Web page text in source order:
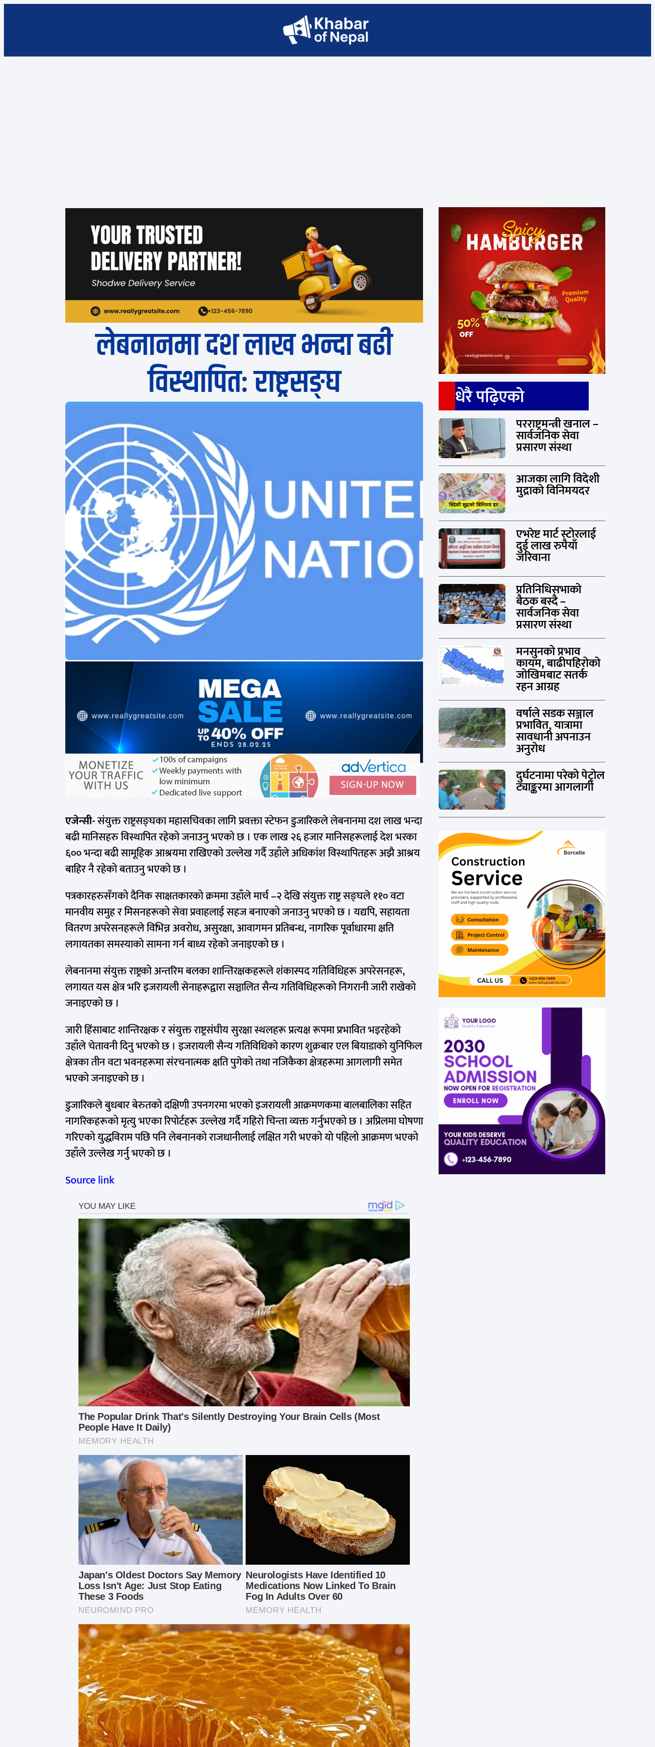
लेबनानमा दश लाख भन्दा बढी
विस्थापित: राष्ट्रसङ्घ
एजेन्सी-संयुक्तराष्ट्रसङ्घकामहासचिवकालागिप्रवक्तास्टेफनडुजारिकलेलेबनानमादशलाखभन्दा
बढीमानिसहरुविस्थापितरहेकोजनाउनु भएको छ । एक लाख २६ हजार मानिसहरूलाई देश भरका
६०० भन्दा बढी सामूहिक आश्रयमा राखिएको उल्लेख गर्दैउहाँलेअधिकांश विस्थापितहरू अझै आश्रय
बाहिर नै रहेको बताउनु भएको छ ।
पत्रकारहरुसँगकोदैनिकसाक्षतकारकोक्रममाउहाँलेमार्च–२ देखि संयुक्त राष्ट्र सङ्घले ११० वटा
मानवीयसमुहर मिसनहरूको सेवा प्रवाहलाई सहज बनाएको जनाउनु भएको छ । यद्यपि, सहायता
वितरणअपरेसनहरूलेविभिन्न अवरोध, असुरक्षा, आवागमन प्रतिबन्ध, नागरिक पूर्वाधारमा क्षति
लगायतका समस्याको सामना गर्न बाध्य रहेको जनाइएको छ ।
लेबनानमा संयुक्त राष्ट्रको अन्तरिम बलकाशान्तिरक्षकहरूलेशंकास्पदगतिविधिहरूअपरेसनहरू,
लगायत यस क्षेत्र भरि इजरायली सेनाहरूद्वारा सञ्चालित सैन्य गतिविधिहरूको निगरानी जारी राखेको
जनाइएको छ ।
जारी हिंसाबाटशान्तिरक्षकर संयुक्तराष्ट्रसंघीयसुरक्षा स्थलहरू प्रत्यक्ष रूपमा प्रभावित भइरहेको
उहाँलेचेतावनी दिनु भएको छ । इजरायली सैन्य गतिविधिको कारण शुक्रबार एलबियाडाकोयुनिफिल
क्षेत्रका तीन वटा भवनहरूमासंरचनात्मकक्षति पुगेको तथानजिकैकाक्षेत्रहरूमा आगलागी समेत
भएको जनाइएको छ ।
डुजारिकलेबुधबारबेरुतकोदक्षिणी उपनगरमा भएको इजरायलीआक्रमणकमाबालबालिका सहित
नागरिकहरूको मृत्यु भएका रिपोर्टहरू उल्लेख गर्दै गहिरो चिन्ता व्यक्त गर्नुभएको छ । अप्रिलमा घोषणा
गरिएको युद्धविराम पछि पनि लेबनानको राजधानीलाई लक्षित गरी भएको यो पहिलो आक्रमण भएको
उहाँलेउल्लेख गर्नु भएको छ ।
Source link
धेरै पढ़िएको
परराष्ट्रमन्त्री खनाल –
सार्वजनिक सेवा
प्रसारण संस्था
आजका लागि विदेशी
मुद्राको विनिमयदर
एभरेष्ट मार्ट स्टोरलाई
दुई लाख रुपैयाँ
जरिवाना
प्रतिनिधिसभाको
बैठक बस्दै –
सार्वजनिक सेवा
प्रसारण संस्था
मनसुनको प्रभाव
कायम, बाढीपहिरोको
जोखिमबाट सतर्क
रहन आग्रह
वर्षाले सडक सञ्जाल
प्रभावित, यात्रामा
सावधानी अपनाउन
अनुरोध
दुर्घटनामा परेको पेट्रोल
ट्याङ्करमा आगलागी